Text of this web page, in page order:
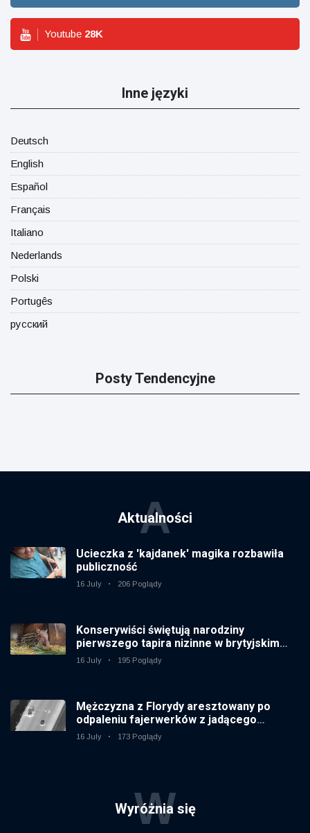
Youtube 28K
Inne języki
Deutsch
English
Español
Français
Italiano
Nederlands
Polski
Portugês
русский
Posty Tendencyjne
Aktualności
A
Ucieczka z 'kajdanek' magika rozbawiła
publiczność
16 July 206 Poglądy
Konserywiści świętują narodziny
pierwszego tapira nizinne w brytyjskim
zoo od 14 lat
16 July 195 Poglądy
Mężczyzna z Florydy aresztowany po
odpaleniu fajerwerków z jadącego
samochodu
16 July 173 Poglądy
Wyróżnia się
W